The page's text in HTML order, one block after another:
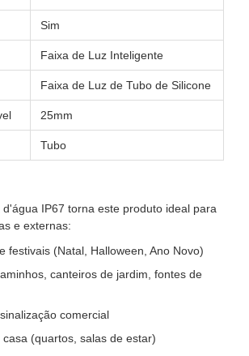
Sim
Faixa de Luz Inteligente
Faixa de Luz de Tubo de Silicone
25mm
Tubo
IP67 torna este produto ideal para
e externas:
festivais (Natal, Halloween, Ano Novo)
canteiros de jardim, fontes de
comercial
casa (quartos, salas de estar)